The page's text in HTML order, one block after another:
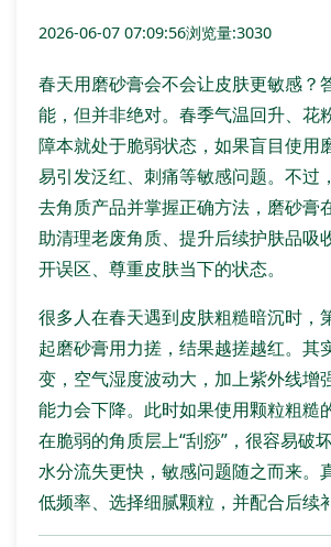
2026-06-07 07:09:56浏览量:3030
春天用磨砂膏会不会让皮肤更敏感？
能，但并非绝对。春季气温回升、花
障本就处于脆弱状态，如果盲目使用
易引发泛红、刺痛等敏感问题。不过
去角质产品并掌握正确方法，磨砂膏
助清理老废角质、提升后续护肤品吸
开误区、尊重皮肤当下的状态。
很多人在春天遇到皮肤粗糙暗沉时，
起磨砂膏用力搓，结果越搓越红。其
变，空气湿度波动大，加上紫外线增
能力会下降。此时如果使用颗粒粗糙
在脆弱的角质层上“刮痧”，很容易破
水分流失更快，敏感问题随之而来。
低频率、选择细腻颗粒，并配合后续